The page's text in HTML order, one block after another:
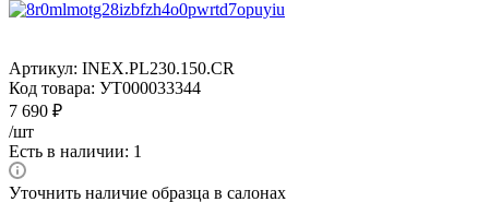
Артикул: INEX.PL230.150.CR
Код товара: УТ000033344
7 690 ₽
/шт
Есть в наличии: 1
Уточнить наличие образца в салонах